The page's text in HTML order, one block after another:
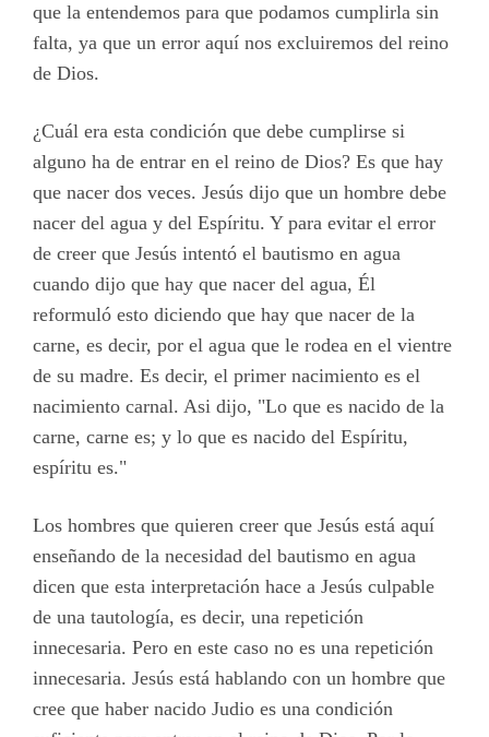
que la entendemos para que podamos cumplirla sin
falta, ya que un error aquí nos excluiremos del reino
de Dios.
¿Cuál era esta condición que debe cumplirse si
alguno ha de entrar en el reino de Dios? Es que hay
que nacer dos veces. Jesús dijo que un hombre debe
nacer del agua y del Espíritu. Y para evitar el error
de creer que Jesús intentó el bautismo en agua
cuando dijo que hay que nacer del agua, Él
reformuló esto diciendo que hay que nacer de la
carne, es decir, por el agua que le rodea en el vientre
de su madre. Es decir, el primer nacimiento es el
nacimiento carnal. Asi dijo, "Lo que es nacido de la
carne, carne es; y lo que es nacido del Espíritu,
espíritu es."
Los hombres que quieren creer que Jesús está aquí
enseñando de la necesidad del bautismo en agua
dicen que esta interpretación hace a Jesús culpable
de una tautología, es decir, una repetición
innecesaria. Pero en este caso no es una repetición
innecesaria. Jesús está hablando con un hombre que
cree que haber nacido Judio es una condición